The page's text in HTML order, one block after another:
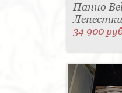
Панно
Лепестки
34 900